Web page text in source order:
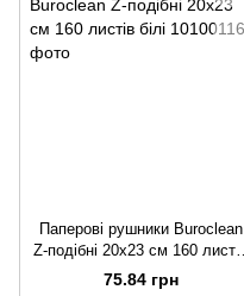
Паперові рушники Buroclean
Z-подібні 20x23 см 160 листів
білі
75.84 грн